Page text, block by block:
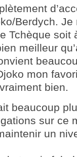
Berdych. Je
Tchèque soit
meilleur
mon
bien.
beaucoup
sur ce
un